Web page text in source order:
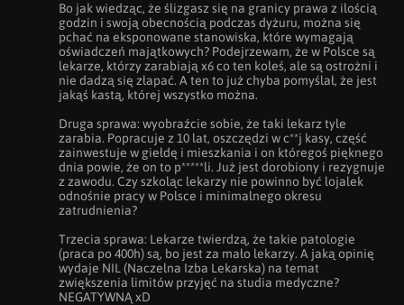
Bo jak wiedząc, że ślizgasz się na granicy prawa z ilością
godzin i swoją obecnością podczas dyżuru, można się
pchać na eksponowane stanowiska, które wymagają
oświadczeń majątkowych? Podejrzewam, że w Polsce są
lekarze, którzy zarabiają x6 co ten koleś, ale są ostrożni i
nie dadzą się złapać. A ten to już chyba pomyślał, że jest
jakąś kastą, której wszystko można.
Druga sprawa: wyobraźcie sobie, że taki lekarz tyle
zarabia. Popracuje z 10 lat, oszczędzi w c**j kasy, część
zainwestuje w giełdę i mieszkania i on któregoś pięknego
dnia powie, że on to p*****li. Już jest dorobiony i rezygnuje
z zawodu. Czy szkoląc lekarzy nie powinno być lojalek
odnośnie pracy w Polsce i minimalnego okresu
zatrudnienia?
Trzecia sprawa: Lekarze twierdzą, że takie patologie
(praca po 400h) są, bo jest za mało lekarzy. A jaką opinię
wydaje NIL (Naczelna Izba Lekarska) na temat
zwiększenia limitów przyjęć na studia medyczne?
NEGATYWNĄ xD